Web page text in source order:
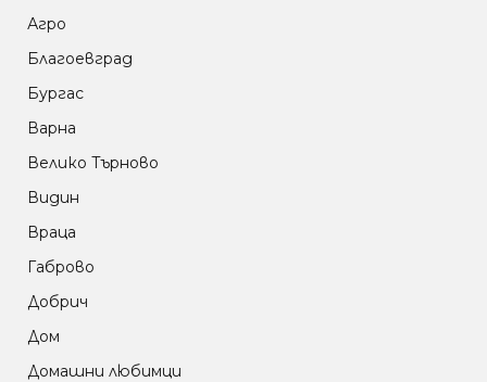
Агро
Благоевград
Бургас
Варна
Велико Търново
Видин
Враца
Габрово
Добрич
Дом
Домашни любимци